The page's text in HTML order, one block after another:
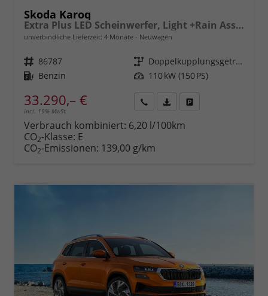
Skoda Karoq
Extra Plus LED Scheinwerfer, Light +Rain Assist, Front + Lane 8" Entertainment, ESP mit ABS, MSR, ASR, EDS, HBA, DSR, RBS, MKB,Climatronic, Parksensoren, Sitzhzg., 17" ALU uvm.
unverbindliche Lieferzeit: 4 Monate Neuwagen
Fahrzeugnr. 86787 Getriebe
Doppelkupplungsgetriebe (DSG)
Kraftstoff Benzin Leistung 110 kW (150 PS)
33.290,– €
incl. 19% MwSt.
anfordern
Datei,
Verbrauch kombiniert: 6,20 l/100km
CO2-Klasse: E
CO2-Emissionen: 139,00 g/km